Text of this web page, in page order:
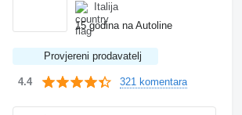
Italija
15 godina na Autoline
Provjereni prodavatelj
4.4 321 komentara